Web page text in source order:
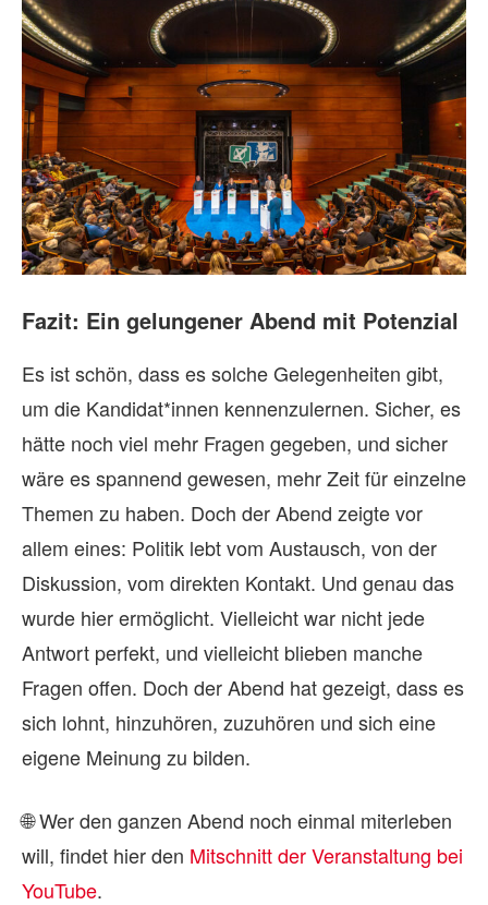
Fazit: Ein gelungener Abend mit Potenzial
Es ist schön, dass es solche Gelegenheiten gibt,
um die Kandidat*innen kennenzulernen. Sicher, es
hätte noch viel mehr Fragen gegeben, und sicher
wäre es spannend gewesen, mehr Zeit für einzelne
Themen zu haben. Doch der Abend zeigte vor
allem eines: Politik lebt vom Austausch, von der
Diskussion, vom direkten Kontakt. Und genau das
wurde hier ermöglicht. Vielleicht war nicht jede
Antwort perfekt, und vielleicht blieben manche
Fragen offen. Doch der Abend hat gezeigt, dass es
sich lohnt, hinzuhören, zuzuhören und sich eine
eigene Meinung zu bilden.
🌐 Wer den ganzen Abend noch einmal miterleben
will, findet hier den Mitschnitt der Veranstaltung bei
YouTube.